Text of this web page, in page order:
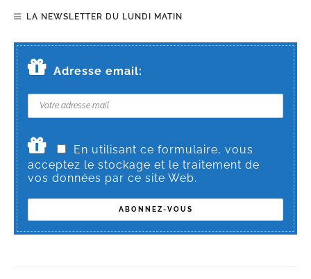
LA NEWSLETTER DU LUNDI MATIN
Adresse email:
En utilisant ce formulaire, vous
acceptez le stockage et le traitement de
vos données par ce site Web.